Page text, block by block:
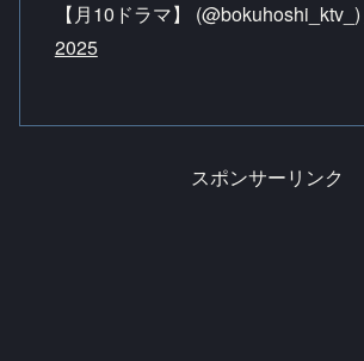
【月10ドラマ】 (@bokuhoshi_ktv_)
2025
スポンサーリンク